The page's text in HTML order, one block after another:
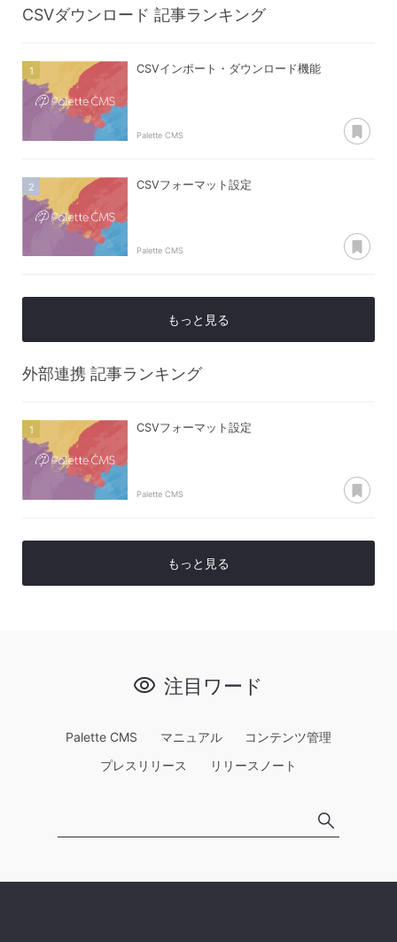
CSVダウンロード 記事ランキング
CSVインポート・ダウンロード機能
Palette CMS
CSVフォーマット設定
Palette CMS
もっと見る
外部連携 記事ランキング
CSVフォーマット設定
Palette CMS
もっと見る
注目ワード
Palette CMS マニュアル
コンテンツ管理
プレスリリース
リリースノート